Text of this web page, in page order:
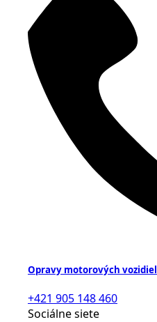
Opravy motorových vozidiel
+421 905 148 460
Sociálne siete